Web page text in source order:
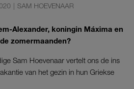
| SAM HOEVENAAR
Alexander, koningin Máxima en
zomermaanden?
Sam Hoevenaar vertelt ons de ins
van het gezin in hun Griekse